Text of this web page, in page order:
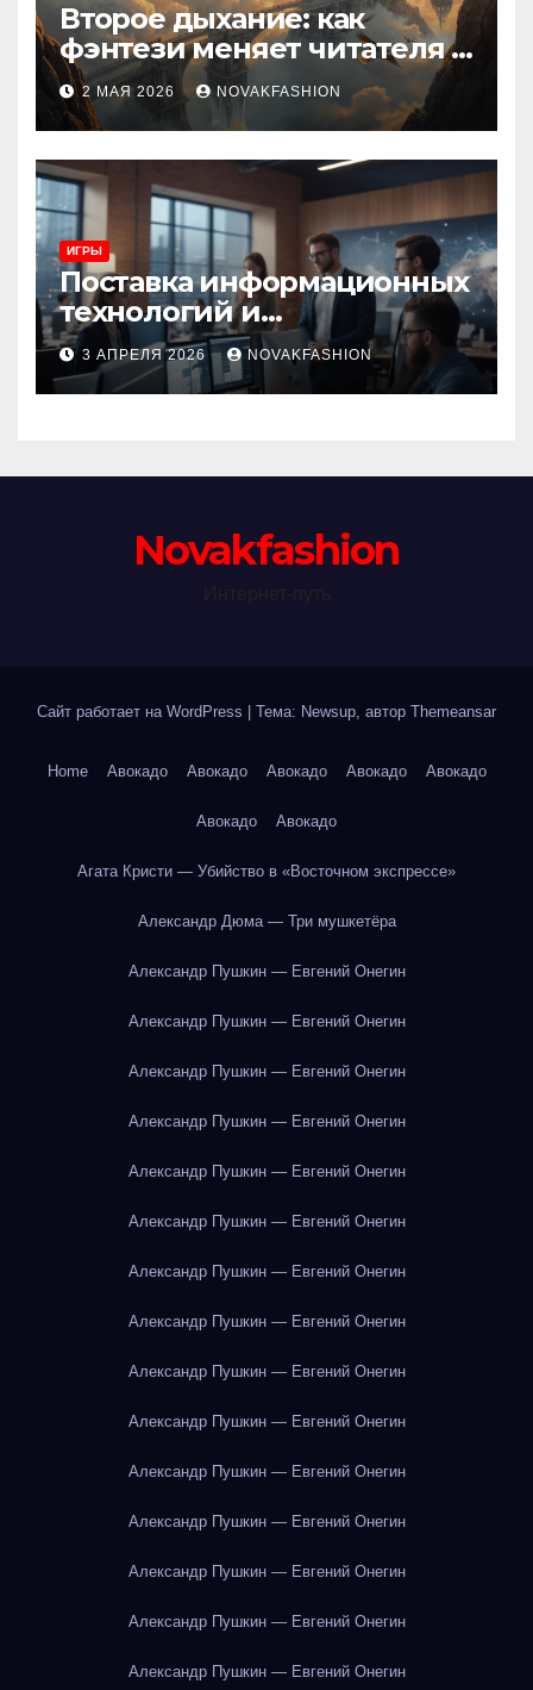
Второе дыхание: как
фэнтези меняет читателя и
культуру
2 МАЯ 2026 NOVAKFASHION
ИГРЫ
Поставка информационных
технологий и
инновационные решения
3 АПРЕЛЯ 2026 NOVAKFASHION
Novakfashion
Сайт работает на WordPress Тема: Newsup, автор Themeansar
Home Авокадо Авокадо Авокадо Авокадо Авокадо
Авокадо Авокадо
Агата Кристи — Убийство в «Восточном экспрессе»
Александр Дюма — Три мушкетёра
Александр Пушкин — Евгений Онегин
Александр Пушкин — Евгений Онегин
Александр Пушкин — Евгений Онегин
Александр Пушкин — Евгений Онегин
Александр Пушкин — Евгений Онегин
Александр Пушкин — Евгений Онегин
Александр Пушкин — Евгений Онегин
Александр Пушкин — Евгений Онегин
Александр Пушкин — Евгений Онегин
Александр Пушкин — Евгений Онегин
Александр Пушкин — Евгений Онегин
Александр Пушкин — Евгений Онегин
Александр Пушкин — Евгений Онегин
Александр Пушкин — Евгений Онегин
Александр Пушкин — Евгений Онегин